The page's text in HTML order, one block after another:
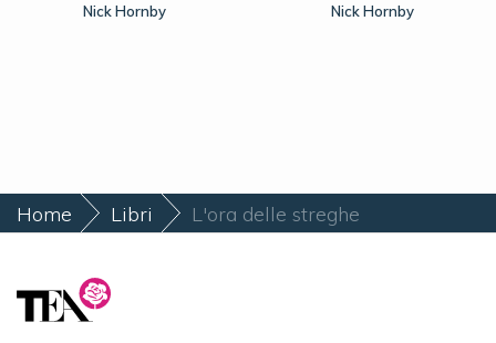
Nick Hornby Nick Hornby
Home Libri L'ora delle streghe